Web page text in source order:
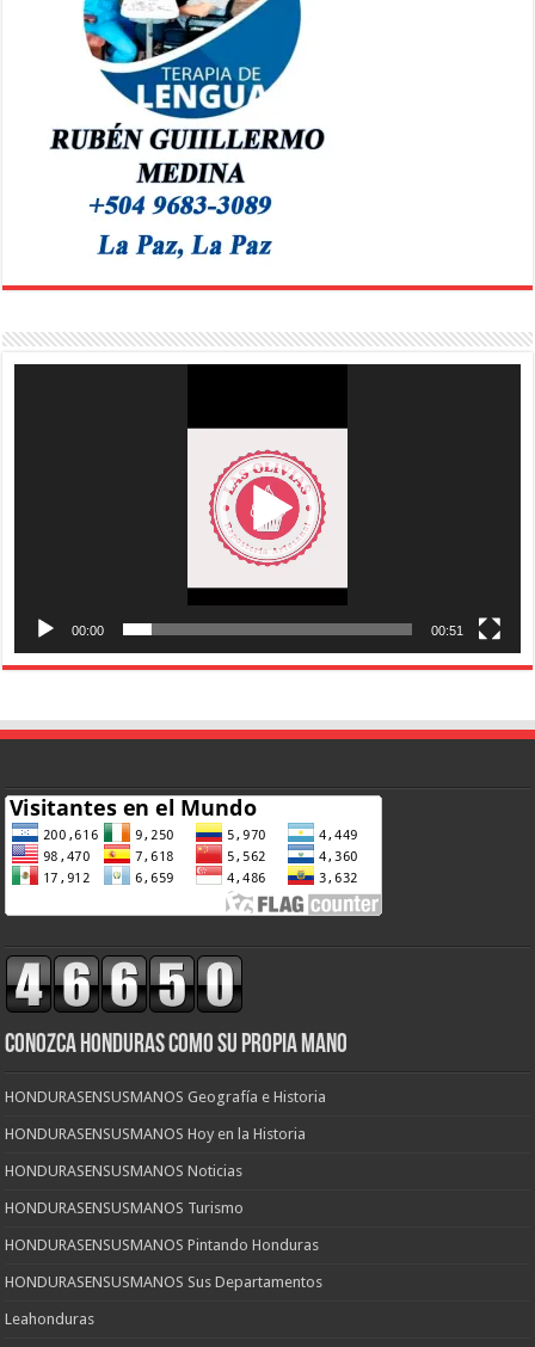
00:00 00:51
CONOZCA HONDURAS COMO SU PROPIA MANO
HONDURASENSUSMANOS Geografía e Historia
HONDURASENSUSMANOS Hoy en la Historia
HONDURASENSUSMANOS Noticias
HONDURASENSUSMANOS Turismo
HONDURASENSUSMANOS Pintando Honduras
HONDURASENSUSMANOS Sus Departamentos
Leahonduras